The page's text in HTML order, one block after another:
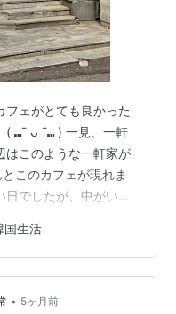
フェがとても良かった
( ⑉¯ ᴗ ¯⑉ ) 一見、一軒
はこのような一軒家が
このカフェが現れま
でしたが、中がいっ
した！ 今回頼んだの
7500ウォン（キウ
고셔벗에이드 7500ウ
ゴ果肉入りソーダ）
国生活
• 5ヶ月前